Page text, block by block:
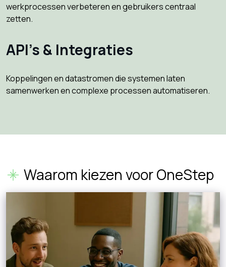
werkprocessen verbeteren en gebruikers centraal
zetten.
API’s & Integraties
Koppelingen en datastromen die systemen laten
samenwerken en complexe processen automatiseren.
Waarom kiezen voor OneStep